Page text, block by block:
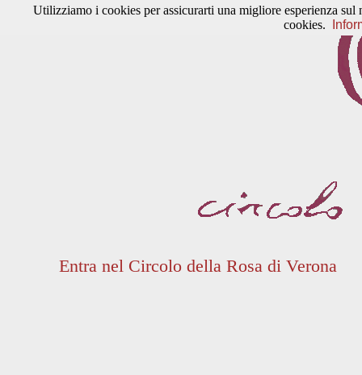
Entra nel Circolo della Rosa di Verona
Utilizziamo i cookies per assicurarti una migliore esperienza
cookies.